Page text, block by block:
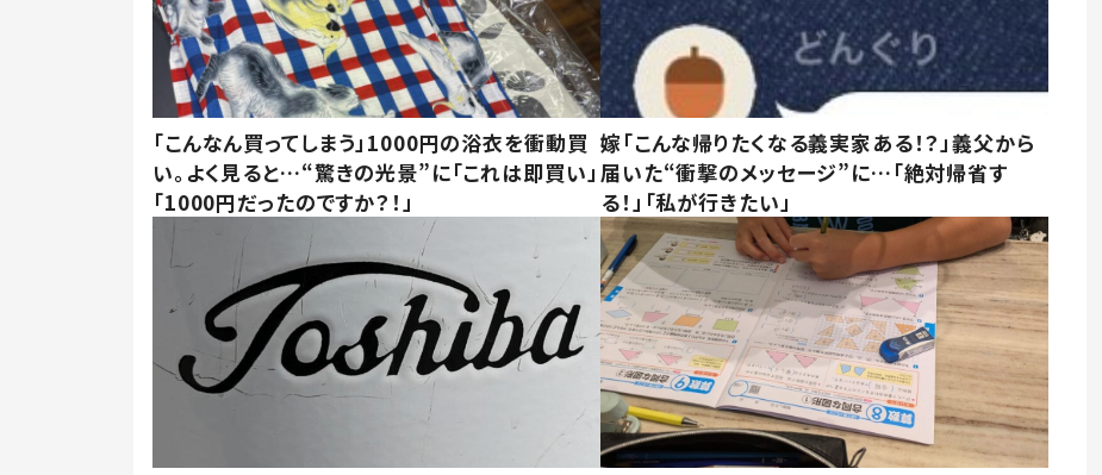
「こんなん買ってしまう」1000円の浴衣を衝動買
い。よく見ると…“驚きの光景”に「これは即買い」
「1000円だったのですか？！」
嫁「こんな帰りたくなる義実家ある！？」義父から
届いた“衝撃のメッセージ”に…「絶対帰省す
る！」「私が行きたい」